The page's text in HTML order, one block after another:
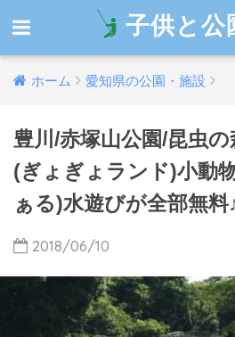
子供と公
ホーム 愛知県の公園・施設
豊川/赤塚山公園/昆虫
(ぎょぎょランド)小動
ぁる)水遊びが全部無料
2018/06/10